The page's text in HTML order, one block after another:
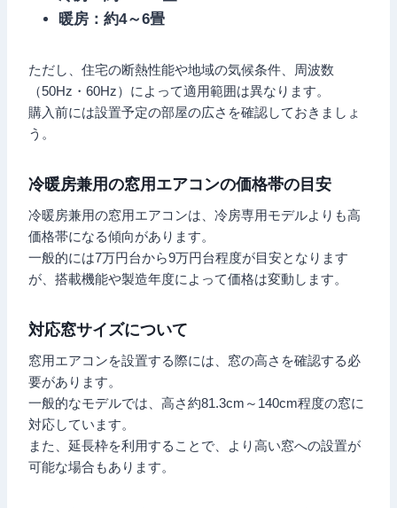
暖房：約4～6畳
ただし、住宅の断熱性能や地域の気候条件、周波数
（50Hz・60Hz）によって適用範囲は異なります。
購入前には設置予定の部屋の広さを確認しておきましょ
う。
冷暖房兼用の窓用エアコンの価格帯の目安
冷暖房兼用の窓用エアコンは、冷房専用モデルよりも高
価格帯になる傾向があります。
一般的には7万円台から9万円台程度が目安となります
が、搭載機能や製造年度によって価格は変動します。
対応窓サイズについて
窓用エアコンを設置する際には、窓の高さを確認する必
要があります。
一般的なモデルでは、高さ約81.3cm～140cm程度の窓に
対応しています。
また、延長枠を利用することで、より高い窓への設置が
可能な場合もあります。